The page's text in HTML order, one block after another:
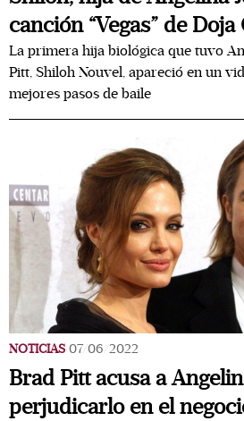
canción “Vegas” de Doja
La primera hija biológica que tuvo
Pitt, Shiloh Nouvel, apareció en un
mejores pasos de baile
NOTICIAS 07/06/2022
Brad Pitt acusa a
perjudicarlo en el